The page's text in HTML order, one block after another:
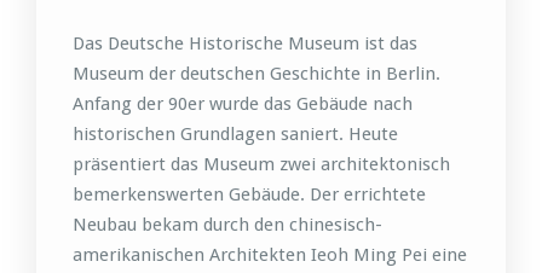
Das Deutsche Historische Museum ist das
Museum der deutschen Geschichte in Berlin.
Anfang der 90er wurde das Gebäude nach
historischen Grundlagen saniert. Heute
präsentiert das Museum zwei architektonisch
bemerkenswerten Gebäude. Der errichtete
Neubau bekam durch den chinesisch-
amerikanischen Architekten Ieoh Ming Pei eine